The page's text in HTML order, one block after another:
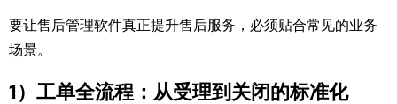
要让售后管理软件真正提升售后服务，必须贴合常见的业务
场景。
1）工单全流程：从受理到关闭的标准化